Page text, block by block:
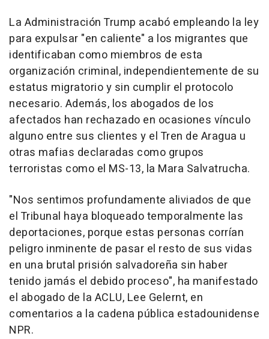
La Administración Trump acabó empleando la ley
para expulsar "en caliente" a los migrantes que
identificaban como miembros de esta
organización criminal, independientemente de su
estatus migratorio y sin cumplir el protocolo
necesario. Además, los abogados de los
afectados han rechazado en ocasiones vínculo
alguno entre sus clientes y el Tren de Aragua u
otras mafias declaradas como grupos
terroristas como el MS-13, la Mara Salvatrucha.
"Nos sentimos profundamente aliviados de que
el Tribunal haya bloqueado temporalmente las
deportaciones, porque estas personas corrían
peligro inminente de pasar el resto de sus vidas
en una brutal prisión salvadoreña sin haber
tenido jamás el debido proceso", ha manifestado
el abogado de la ACLU, Lee Gelernt, en
comentarios a la cadena pública estadounidense
NPR.